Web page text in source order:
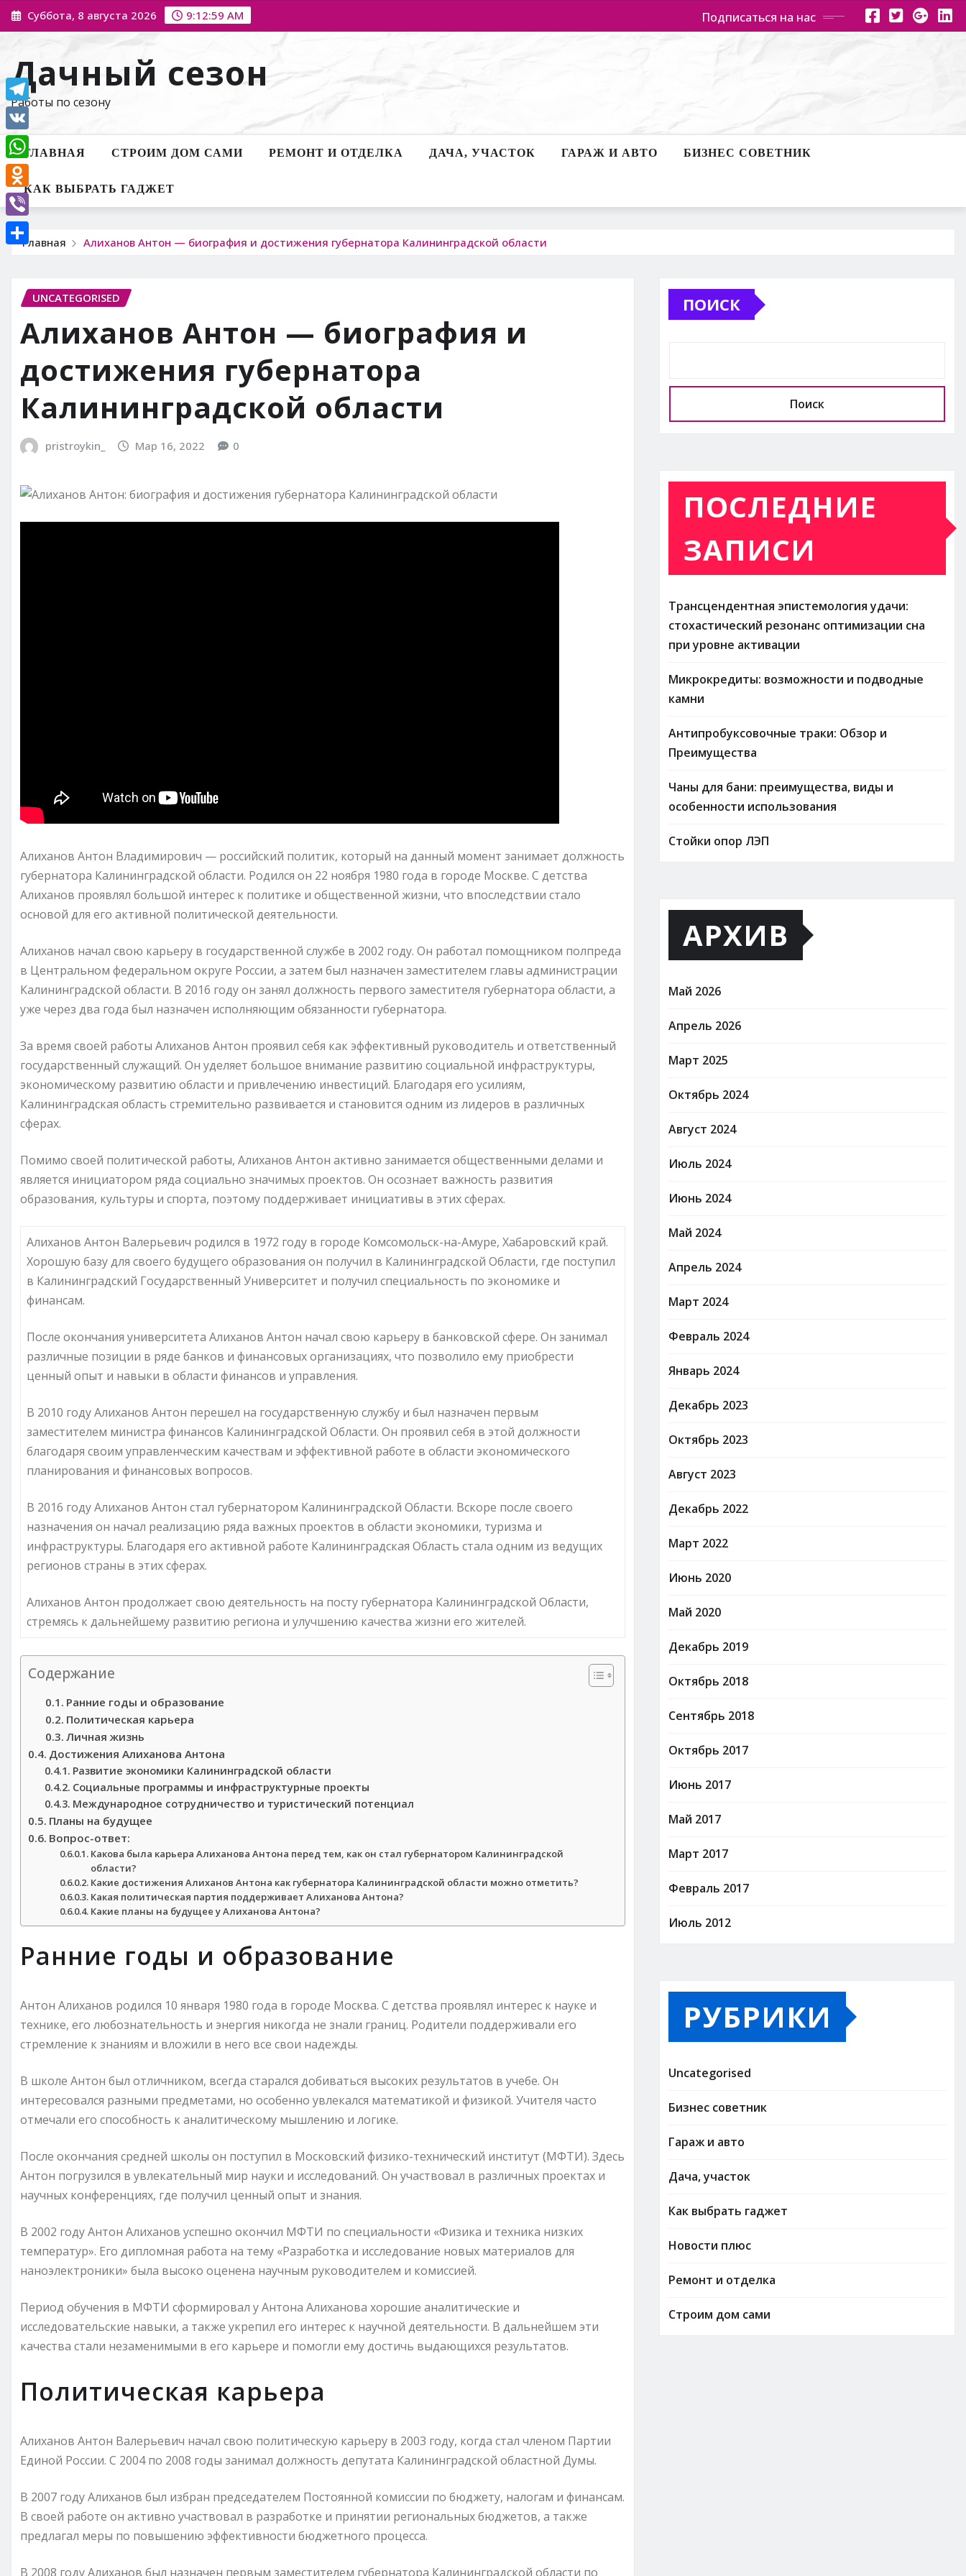
Перейти
к
Суббота, 8 августа 2026 9:13:00 AM Подписаться на нас
Дачный сезон
Работы по сезону
ГЛАВНАЯ СТРОИМ ДОМ САМИ РЕМОНТ И ОТДЕЛКА ДАЧА, УЧАСТОК ГАРАЖ И АВТО БИЗНЕС СОВЕТНИК
КАК ВЫБРАТЬ ГАДЖЕТ
Главная Алиханов Антон — биография и достижения губернатора Калининградской области
UNCATEGORISED
Алиханов Антон — биография и
достижения губернатора
Калининградской области
pristroykin_ Мар 16, 2022 0
Алиханов Антон Владимирович — российский политик, который на данный момент занимает должность
губернатора Калининградской области. Родился он 22 ноября 1980 года в городе Москве. С детства
Алиханов проявлял большой интерес к политике и общественной жизни, что впоследствии стало
основой для его активной политической деятельности.
Алиханов начал свою карьеру в государственной службе в 2002 году. Он работал помощником полпреда
в Центральном федеральном округе России, а затем был назначен заместителем главы администрации
Калининградской области. В 2016 году он занял должность первого заместителя губернатора области, а
уже через два года был назначен исполняющим обязанности губернатора.
За время своей работы Алиханов Антон проявил себя как эффективный руководитель и ответственный
государственный служащий. Он уделяет большое внимание развитию социальной инфраструктуры,
экономическому развитию области и привлечению инвестиций. Благодаря его усилиям,
Калининградская область стремительно развивается и становится одним из лидеров в различных
сферах.
Помимо своей политической работы, Алиханов Антон активно занимается общественными делами и
является инициатором ряда социально значимых проектов. Он осознает важность развития
образования, культуры и спорта, поэтому поддерживает инициативы в этих сферах.
Алиханов Антон Валерьевич родился в 1972 году в городе Комсомольск-на-Амуре, Хабаровский край.
Хорошую базу для своего будущего образования он получил в Калининградской Области, где поступил
в Калининградский Государственный Университет и получил специальность по экономике и
финансам.
После окончания университета Алиханов Антон начал свою карьеру в банковской сфере. Он занимал
различные позиции в ряде банков и финансовых организациях, что позволило ему приобрести
ценный опыт и навыки в области финансов и управления.
В 2010 году Алиханов Антон перешел на государственную службу и был назначен первым
заместителем министра финансов Калининградской Области. Он проявил себя в этой должности
благодаря своим управленческим качествам и эффективной работе в области экономического
планирования и финансовых вопросов.
В 2016 году Алиханов Антон стал губернатором Калининградской Области. Вскоре после своего
назначения он начал реализацию ряда важных проектов в области экономики, туризма и
инфраструктуры. Благодаря его активной работе Калининградская Область стала одним из ведущих
регионов страны в этих сферах.
Алиханов Антон продолжает свою деятельность на посту губернатора Калининградской Области,
стремясь к дальнейшему развитию региона и улучшению качества жизни его жителей.
Содержание
Ранние годы и образование
Политическая карьера
Личная жизнь
Достижения Алиханова Антона
Развитие экономики Калининградской области
Социальные программы и инфраструктурные проекты
Международное сотрудничество и туристический потенциал
Планы на будущее
Вопрос-ответ:
Какова была карьера Алиханова Антона перед тем, как он стал губернатором Калининградской
области?
Какие достижения Алиханов Антона как губернатора Калининградской области можно отметить?
Какая политическая партия поддерживает Алиханова Антона?
Какие планы на будущее у Алиханова Антона?
Ранние годы и образование
Антон Алиханов родился 10 января 1980 года в городе Москва. С детства проявлял интерес к науке и
технике, его любознательность и энергия никогда не знали границ. Родители поддерживали его
стремление к знаниям и вложили в него все свои надежды.
В школе Антон был отличником, всегда старался добиваться высоких результатов в учебе. Он
интересовался разными предметами, но особенно увлекался математикой и физикой. Учителя часто
отмечали его способность к аналитическому мышлению и логике.
После окончания средней школы он поступил в Московский физико-технический институт (МФТИ). Здесь
Антон погрузился в увлекательный мир науки и исследований. Он участвовал в различных проектах и
научных конференциях, где получил ценный опыт и знания.
В 2002 году Антон Алиханов успешно окончил МФТИ по специальности «Физика и техника низких
температур». Его дипломная работа на тему «Разработка и исследование новых материалов для
наноэлектроники» была высоко оценена научным руководителем и комиссией.
Период обучения в МФТИ сформировал у Антона Алиханова хорошие аналитические и
исследовательские навыки, а также укрепил его интерес к научной деятельности. В дальнейшем эти
качества стали незаменимыми в его карьере и помогли ему достичь выдающихся результатов.
Политическая карьера
Алиханов Антон Валерьевич начал свою политическую карьеру в 2003 году, когда стал членом Партии
Единой России. С 2004 по 2008 годы занимал должность депутата Калининградской областной Думы.
В 2007 году Алиханов был избран председателем Постоянной комиссии по бюджету, налогам и финансам.
В своей работе он активно участвовал в разработке и принятии региональных бюджетов, а также
предлагал меры по повышению эффективности бюджетного процесса.
В 2008 году Алиханов был назначен первым заместителем губернатора Калининградской области по
ПОИСК
Поиск
ПОСЛЕДНИЕ
ЗАПИСИ
Трансцендентная эпистемология удачи:
стохастический резонанс оптимизации сна
при уровне активации
Микрокредиты: возможности и подводные
камни
Антипробуксовочные траки: Обзор и
Преимущества
Чаны для бани: преимущества, виды и
особенности использования
Стойки опор ЛЭП
АРХИВ
Май 2026
Апрель 2026
Март 2025
Октябрь 2024
Август 2024
Июль 2024
Июнь 2024
Май 2024
Апрель 2024
Март 2024
Февраль 2024
Январь 2024
Декабрь 2023
Октябрь 2023
Август 2023
Декабрь 2022
Март 2022
Июнь 2020
Май 2020
Декабрь 2019
Октябрь 2018
Сентябрь 2018
Октябрь 2017
Июнь 2017
Май 2017
Март 2017
Февраль 2017
Июль 2012
РУБРИКИ
Uncategorised
Бизнес советник
Гараж и авто
Дача, участок
Как выбрать гаджет
Новости плюс
Ремонт и отделка
Строим дом сами
Telegram
VK
WhatsApp
Odnoklassniki
Viber